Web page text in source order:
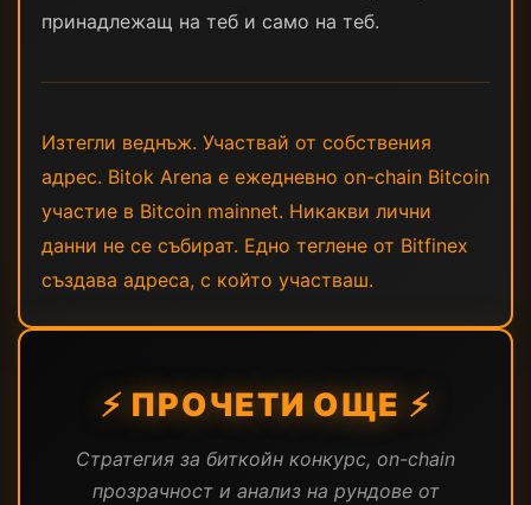
принадлежащ на теб и само на теб.
Изтегли веднъж. Участвай от собствения
адрес. Bitok Arena е ежедневно on-chain Bitcoin
участие в Bitcoin mainnet. Никакви лични
данни не се събират. Едно теглене от Bitfinex
създава адреса, с който участваш.
⚡ ПРОЧЕТИ ОЩЕ ⚡
Стратегия за биткойн конкурс, on-chain
прозрачност и анализ на рундове от